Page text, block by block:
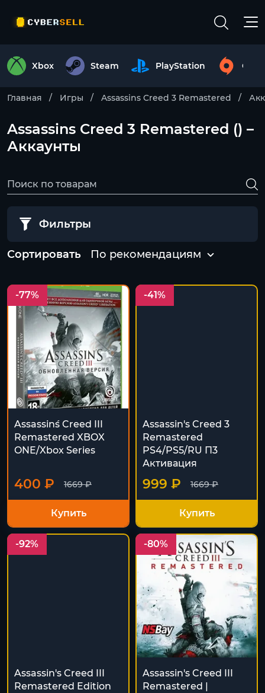
Xbox Steam PlayStation
Главная Игры Assassins Creed 3 Remastered
Assassins Creed 3 Remastered () –
Аккаунты
Фильтры
Сортировать По рекомендациям
-77%
Assassin´s Creed III
Remastered XBOX
ONE/Xbox Series
1669 ₽
400 ₽
Купить
-41%
Assassin's Creed 3
Remastered
PS4/PS5/RU П3
Активация
1669 ₽
999 ₽
Купить
-92%
Assassin's Creed III
Remastered Edition
-80%
Assassin's Creed III
Remastered |